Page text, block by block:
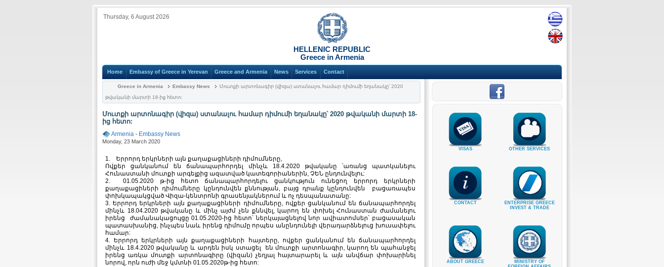
Thursday, 6 August 2026
HELLENIC REPUBLIC
Greece in Armenia
Home Embassy of Greece in Yerevan Greece and Armenia News Services Contact
Greece in Armenia Embassy News
Մուտքի արտոնագիր (վիզա) ստանալու համար դիմումի եղանակը՝ 2020
թվականի մարտի 18-ից հետո:
Մուտքի արտոնագիր (վիզա) ստանալու համար դիմումի եղանակը՝ 2020 թվականի մարտի 18-
ից հետո:
Armenia - Embassy News
Monday, 23 March 2020
1. Երրորդ երկրների այն քաղաքացիների դիմումները,
Ովքեր ցանկանում են ճանապարհորդել մինչև 18.4.2020 թվականը ՝առանց պատկանելու
Հունաստանի մուտքի արգելքից ազատված կատեգորիաներին, ՉԵՆ ընդունվելու:
2. 01.05.2020 թ-ից հետո ճանապարհորդելու ցանկություն ունեցող երրորդ երկրների
քաղաքացիների դիմումները կընդունվեն քննության, բայց դրանք կընդունվեն բացառապես
փոխկապակցված Վիզա-կենտրոնի գրասենյակներում և ոչ դեսպանատանը:
3. Երրորդ երկրների այն քաղաքացիների դիմումները, ովքեր ցանկանում են ճանապարհորդել
մինչև 18.04.2020 թվականը և մինչ այժմ չեն քննվել, կարող են փոխել Հունաստան ժամանելու
իրենց ժամանակացույցը 01.05.2020-ից հետո՝ ներկայացնելով նոր ավիատոմսեր՝ բացասական
պատասխանից, ինչպես նաև իրենց դիմումը որպես անընդունելի վերադարձնելուց խուսափելու
համար:
4. Երրորդ երկրների այն քաղաքացիների հայտերը, ովքեր ցանկանում են ճանապարհորդել
մինչև 18.4.2020 թվականը և արդեն իսկ ստացել են մուտքի արտոնագիր, կարող են պահանջել
իրենց առկա մուտքի արտոնագիրը (վիզան) չեղյալ հայտարարել և այն անվճար փոխարինել
նորով, որն ուժի մեջ կմտնի 01.05.2020թ-ից հետո:
VISAS OTHER SERVICES
CONTACT
ENTERPRISE GREECE
INVEST & TRADE
ABOUT GREECE
MINISTRY OF